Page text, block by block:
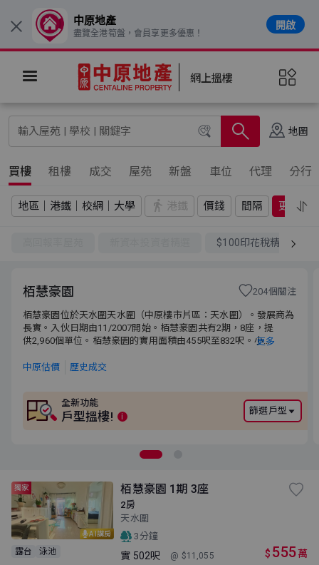
網上搵樓
地圖
買樓 租樓 成交 屋苑 新盤 車位 代理 分行
地區｜港鐵｜校網｜大學 港鐵 價錢 間隔 更多
$100印花稅精選
栢慧豪園 204個關注
栢慧豪園位於天水圍天水圍（中原樓市片區：天水圍）。發展商為
長實。入伙日期由11/2007開始。栢慧豪園共有2期，8座，提供
2,960個單位。栢慧豪園的實用面積由455呎至832呎。小學校網為
栢慧豪園位於天水圍天水圍（中原樓市片區：天水圍）。發展商為
長實。入伙日期由11/2007開始。栢慧豪園共有2期，8座，提
供2,960個單位。栢慧豪園的實用面積由455呎至832呎。小學
更多
中原估價 歷史成交
全新功能
戶型搵樓! i
篩選戶型
AI講房
獨家
露台 泳池
栢慧豪園 1期 3座
2房
天水圍
3分鐘
實 502呎 @ $11,055 $ 555萬
× 中原地產
盡覽全港筍盤，會員享更多優惠！
開啟